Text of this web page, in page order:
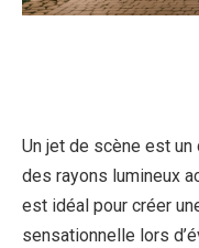
Un jet de scène est
des rayons lumineux
est idéal pour créer
sensationnelle lors